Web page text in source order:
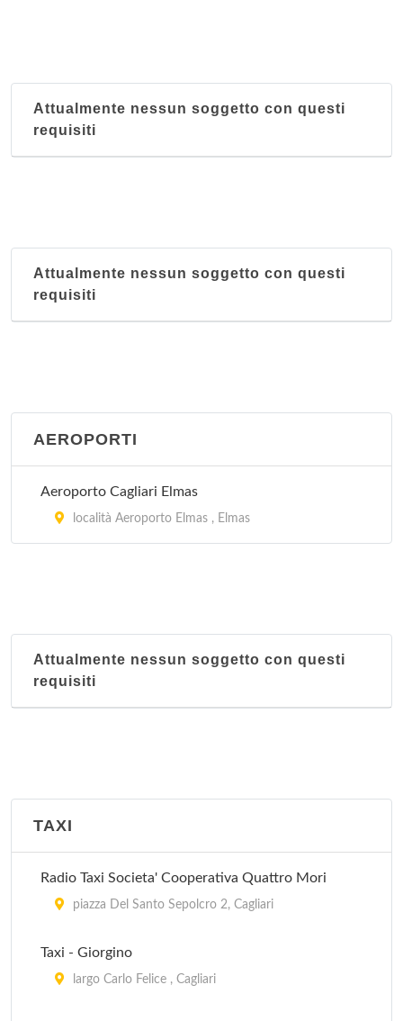
Attualmente nessun soggetto con questi
requisiti
Attualmente nessun soggetto con questi
requisiti
AEROPORTI
Aeroporto Cagliari Elmas
località Aeroporto Elmas , Elmas
Attualmente nessun soggetto con questi
requisiti
TAXI
Radio Taxi Societa' Cooperativa Quattro Mori
piazza Del Santo Sepolcro 2, Cagliari
Taxi - Giorgino
largo Carlo Felice , Cagliari